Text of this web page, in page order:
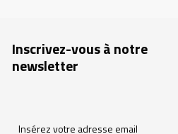
Inscrivez-vous à notre
newsletter
Insérez